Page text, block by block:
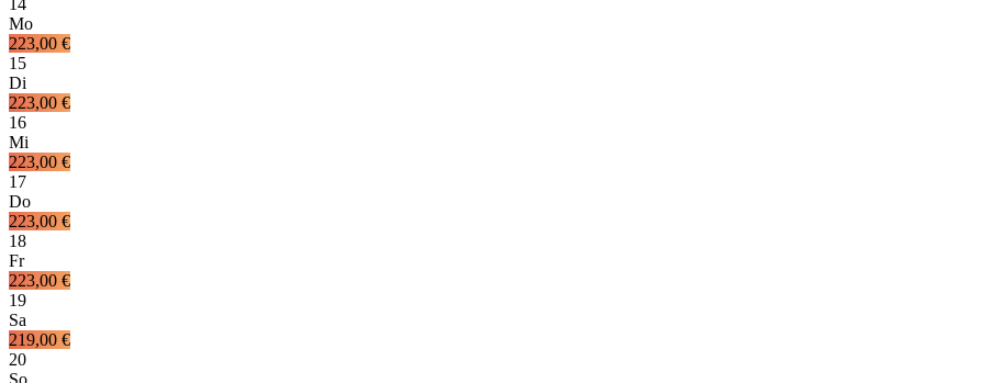
14
Mo
223,00 €
15
Di
223,00 €
16
Mi
223,00 €
17
Do
223,00 €
18
Fr
223,00 €
19
Sa
219,00 €
20